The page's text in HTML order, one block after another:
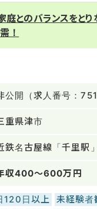
庭とのバランスをと
！
公開（求人番号：
重県津市
鉄名古屋線「千里駅」
収400～600万円
120日以上 未経験者